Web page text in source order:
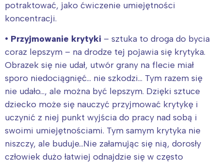
potraktować, jako ćwiczenie umiejętności
koncentracji.
• Przyjmowanie krytyki – sztuka to droga do bycia
coraz lepszym – na drodze tej pojawia się krytyka.
Obrazek się nie udał, utwór grany na flecie miał
sporo niedociągnięć… nie szkodzi… Tym razem się
nie udało…, ale można być lepszym. Dzięki sztuce
dziecko może się nauczyć przyjmować krytykę i
uczynić z niej punkt wyjścia do pracy nad sobą i
swoimi umiejętnościami. Tym samym krytyka nie
niszczy, ale buduje…Nie załamując się nią, dorosły
człowiek dużo łatwiej odnajdzie się w często